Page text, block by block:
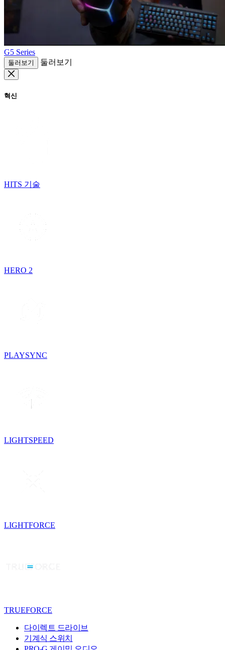
G5 Series
둘러보기 둘러보기
혁신
HITS 기술
HERO 2
PLAYSYNC
LIGHTSPEED
LIGHTFORCE
TRUEFORCE
다이렉트 드라이브
기계식 스위치